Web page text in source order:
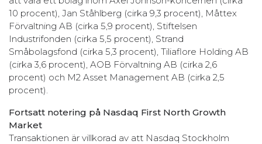
10 procent), Jan Ståhlberg (cirka 9,3 procent), Måttex
Förvaltning AB (cirka 5,9 procent), Stiftelsen
Industrifonden (cirka 5,5 procent), Strand
Småbolagsfond (cirka 5,3 procent), Tiliaflore Holding AB
(cirka 3,6 procent), AOB Förvaltning AB (cirka 2,6
procent) och M2 Asset Management AB (cirka 2,5
procent).
Fortsatt notering på Nasdaq First North Growth
Market
Transaktionen är villkorad av att Nasdaq Stockholm